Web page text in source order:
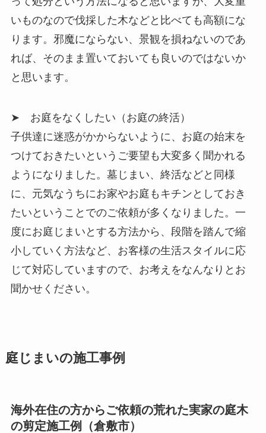
いものなので伐採した木などと比べても高額にな
ります。邪魔にならない、景観を損ねないのであ
れば、そのまま置いておいても良いのではないか
と思います。
➤ お庭をなくしたい（お庭の終活）
子供達に迷惑がかからないように、お庭の始末を
つけておきたいというご要望も大変多く聞かれる
ようになりました。墓じまい、終活などと同様
に、元気なうちにお家やお庭もキチンとしておき
たいということでのご依頼が多くなりました。一
度にお庭じまいとする方法から、段階を踏んで縮
小していく方法など、お客様の生活スタイルに応
じて対応していますので、お考えをなんなりとお
聞かせください。
庭じまいの施工事例
海外在住の方からご依頼の荒れた実家の庭木
の剪定施工例（倉敷市）